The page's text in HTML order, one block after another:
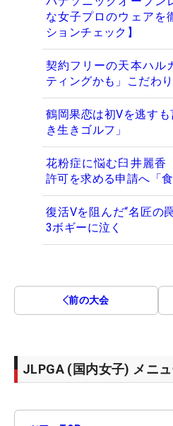
な女子プロのウェアを
ションチェック】
契約フリーの天本ハル
ティングかも」こだわ
鶴岡果恋は初Vを逃す
き生きゴルフ」
花粉症に悩む臼井麗
許可を求める申請へ「
復活Vを阻んだ“名匠
3ボギーに泣く
前の大会
JLPGA (国内女子) メニ